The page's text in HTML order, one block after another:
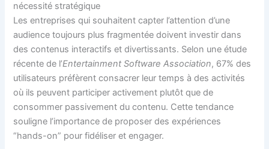
nécessité stratégique
Les entreprises qui souhaitent capter l’attention d’une
audience toujours plus fragmentée doivent investir dans
des contenus interactifs et divertissants. Selon une étude
récente de l’Entertainment Software Association, 67% des
utilisateurs préfèrent consacrer leur temps à des activités
où ils peuvent participer activement plutôt que de
consommer passivement du contenu. Cette tendance
souligne l’importance de proposer des expériences
“hands-on” pour fidéliser et engager.